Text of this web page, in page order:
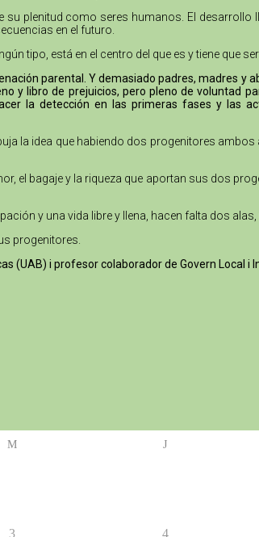
plenitud como seres humanos. El
en el futuro.
tipo, está en el centro del que es y tiene que
parental. Y demasiado padres, madres y
y libro de prejuicios, pero pleno de voluntad
la detección en las primeras fases y las
la idea que habiendo dos progenitores
el bagaje y la riqueza que aportan sus dos
y una vida libre y llena, hacen falta dos
progenitores.
(UAB) i profesor colaborador de Govern Local i
M J
3 4